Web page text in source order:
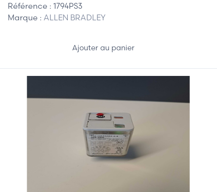
Référence : 1794PS3
Marque : ALLEN BRADLEY
Ajouter au panier